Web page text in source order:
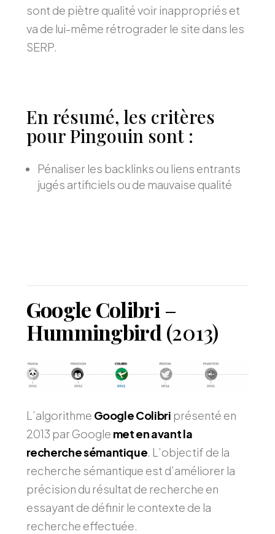
sont de piètre qualité voir inappropriés et
va de lui-même rétrograder le site dans les
SERP.
En résumé, les critères
pour Pingouin sont :
Pénaliser les backlinks ou liens entrants
jugés artificiels ou de mauvaise qualité
Google Colibri–
Hummingbird(2013)
L’algorithme Google Colibri présenté en
2013 par Google met en avant la
recherche sémantique. L’objectif de la
recherche sémantique est d’améliorer la
précision du résultat de recherche en
essayant de définir le contexte de la
recherche effectuée.